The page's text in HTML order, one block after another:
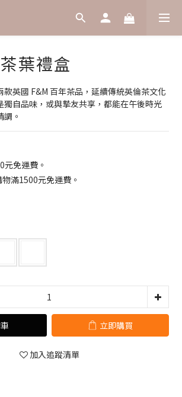
葉禮盒
款英國 F&M 百年茶品，延續傳統英倫茶文化
獨自品味，或與摯友共享，都能在午後時光
。
免運費。
滿1500元免運費。
立即購買
加入追蹤清單